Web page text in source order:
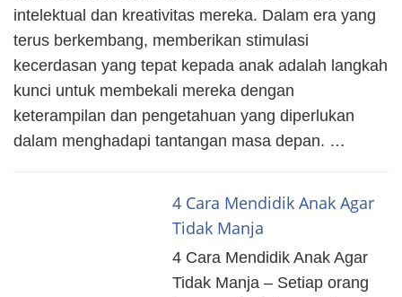
intelektual dan kreativitas mereka. Dalam era yang
terus berkembang, memberikan stimulasi
kecerdasan yang tepat kepada anak adalah langkah
kunci untuk membekali mereka dengan
keterampilan dan pengetahuan yang diperlukan
dalam menghadapi tantangan masa depan. …
4 Cara Mendidik Anak Agar
Tidak Manja
4 Cara Mendidik Anak Agar
Tidak Manja – Setiap orang